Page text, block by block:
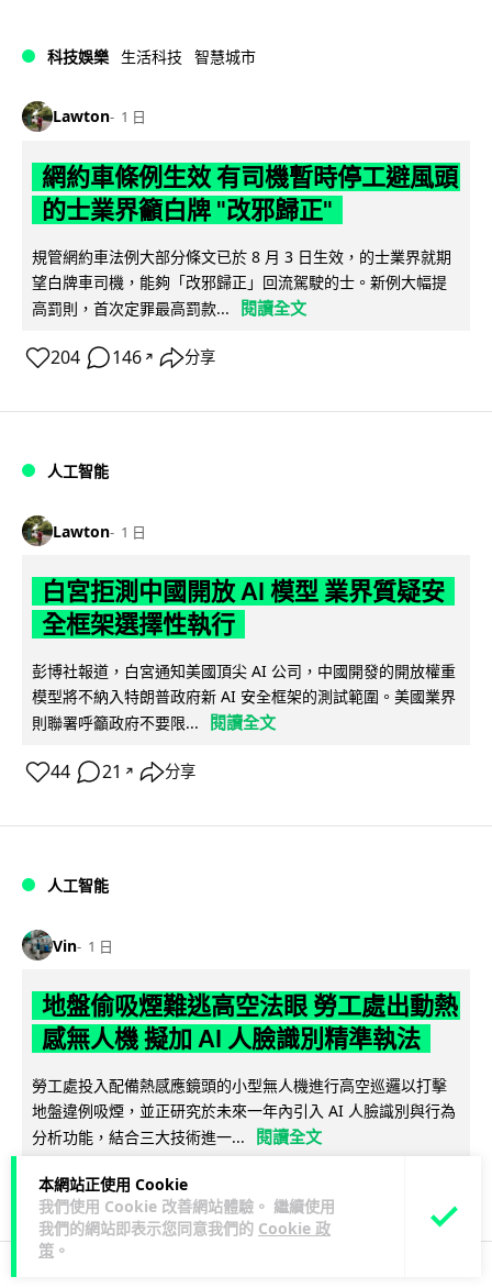
本網站正使用 Cookie
我們使用 Cookie 改善網站體驗。 繼續使用
我們的網站即表示您同意我們的 Cookie 政
策 。
科技娛樂 生活科技 智慧城市
Lawton 1 日
網約車條例生效 有司機暫時停工避風頭
的士業界籲白牌 "改邪歸正"
規管網約車法例大部分條文已於 8 月 3 日生效，的士業界就期
望白牌車司機，能夠「改邪歸正」回流駕駛的士。新例大幅提
高罰則，首次定罪最高罰款...
閱讀全文
204 146 ↗ 分享
人工智能
Lawton 1 日
白宮拒測中國開放 AI 模型 業界質疑安
全框架選擇性執行
彭博社報道，白宮通知美國頂尖 AI 公司，中國開發的開放權重
模型將不納入特朗普政府新 AI 安全框架的測試範圍。美國業界
則聯署呼籲政府不要限...
閱讀全文
44 21 ↗ 分享
人工智能
Vin 1 日
地盤偷吸煙難逃高空法眼 勞工處出動熱
感無人機 擬加 AI 人臉識別精準執法
勞工處投入配備熱感應鏡頭的小型無人機進行高空巡邏以打擊
地盤違例吸煙，並正研究於未來一年內引入 AI 人臉識別與行為
分析功能，結合三大技術進一...
閱讀全文
246 55 ↗ 分享